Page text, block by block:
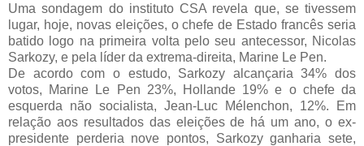
Uma sondagem do instituto CSA revela que, se tivessem
lugar, hoje, novas eleições, o chefe de Estado francês seria
batido logo na primeira volta pelo seu antecessor, Nicolas
Sarkozy, e pela líder da extrema-direita, Marine Le Pen.
De acordo com o estudo, Sarkozy alcançaria 34% dos
votos, Marine Le Pen 23%, Hollande 19% e o chefe da
esquerda não socialista, Jean-Luc Mélenchon, 12%. Em
relação aos resultados das eleições de há um ano, o ex-
presidente perderia nove pontos, Sarkozy ganharia sete,